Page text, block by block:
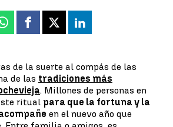
Whatsapp
Facebook
X Linkedin
de la suerte al compás de las
de las tradiciones más
. Millones de personas en
ritual para que la fortuna y la
en el nuevo año que